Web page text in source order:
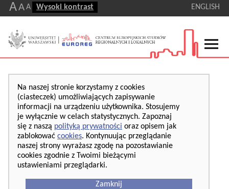
AA A Wysoki kontrast ENGLISH
Na naszej stronie korzystamy z cookies
(ciasteczek) umożliwiających zapisywanie
informacji na urządzeniu użytkownika. Stosujemy
je wyłącznie w celach statystycznych. Zapoznaj
się z naszą polityką prywatności oraz opisem jak
zablokować cookies. Kontynuując przeglądanie
naszej strony wyrażasz zgodę na pozostawianie
cookies zgodnie z Twoimi bieżącymi
ustawieniami przeglądarki.
Zamknij